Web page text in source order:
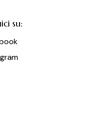
su: